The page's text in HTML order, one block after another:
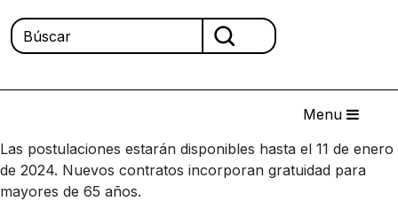
Menu
Las postulaciones estarán disponibles hasta el 11 de enero
de 2024. Nuevos contratos incorporan gratuidad para
mayores de 65 años.